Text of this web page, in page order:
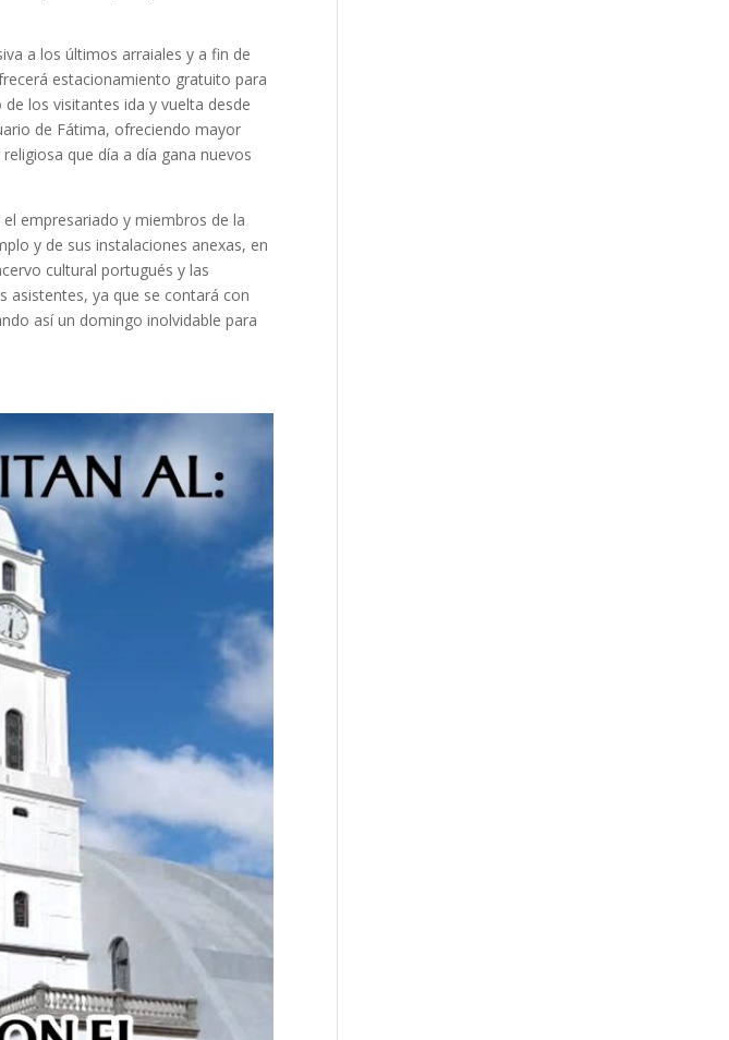
a los últimos arraiales y a fin de
estacionamiento gratuito para
los visitantes ida y vuelta desde
de Fátima, ofreciendo mayor
que día a día gana nuevos
empresariado y miembros de la
y de sus instalaciones anexas, en
cultural portugués y las
asistentes, ya que se contará con
así un domingo inolvidable para